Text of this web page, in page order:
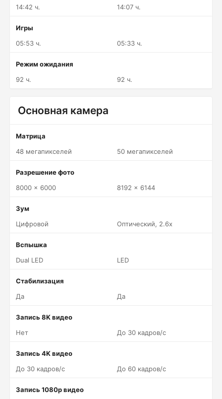
14:42 ч.
14:07 ч.
Игры
05:53 ч.
05:33 ч.
Режим ожидания
92 ч.
92 ч.
Основная камера
Матрица
48 мегапикселей
50 мегапикселей
Разрешение фото
8000 x 6000
8192 x 6144
Зум
Цифровой
Оптический, 2.6x
Вспышка
Dual LED
LED
Стабилизация
Да
Да
Запись 8K видео
Нет
До 30 кадров/c
Запись 4K видео
До 30 кадров/c
До 60 кадров/c
Запись 1080p видео